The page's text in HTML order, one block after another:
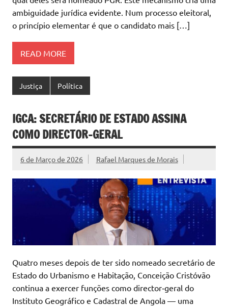
ambiguidade jurídica evidente. Num processo eleitoral,
o princípio elementar é que o candidato mais […]
READ MORE
Justiça Política
IGCA: SECRETÁRIO DE ESTADO ASSINA
COMO DIRECTOR-GERAL
6 de Março de 2026 Rafael Marques de Morais
Quatro meses depois de ter sido nomeado secretário de
Estado do Urbanismo e Habitação, Conceição Cristóvão
continua a exercer funções como director‑geral do
Instituto Geográfico e Cadastral de Angola — uma